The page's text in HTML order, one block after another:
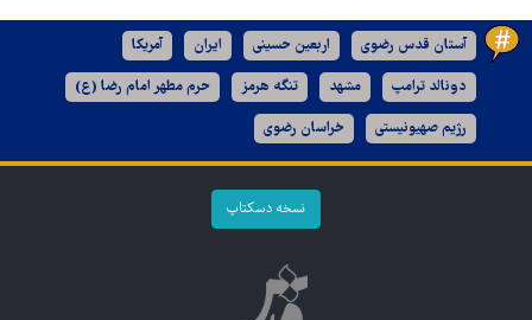
آستان قدس رضوی اربعین حسینی ایران آمریکا
دونالد ترامپ مشهد تنگه هرمز حرم مطهر امام رضا (ع)
رژیم صهیونیستی خراسان رضوی
نسخه دسکتاپ